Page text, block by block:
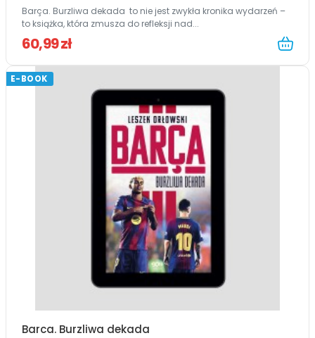
Barça. Burzliwa dekada to nie jest zwykła kronika wydarzeń –
to książka, która zmusza do refleksji nad...
60,99 zł
E-BOOK
Barca. Burzliwa dekada